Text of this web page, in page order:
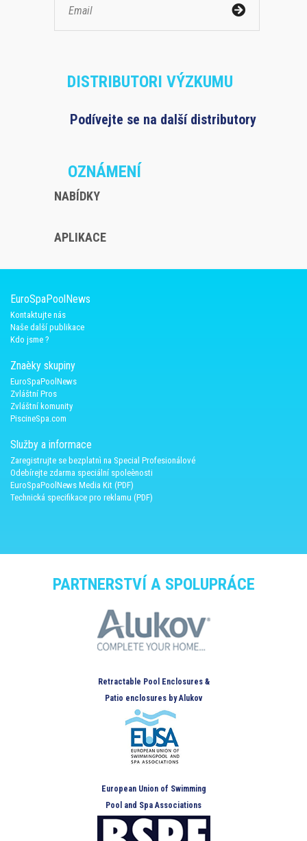
DISTRIBUTORI VÝZKUMU
Podívejte se na další distributory
OZNÁMENÍ
NABÍDKY
APLIKACE
EuroSpaPoolNews
Kontaktujte nás
Naše další publikace
Kdo jsme ?
Znaèky skupiny
EuroSpaPoolNews
Zvláštní Pros
Zvláštní komunity
PiscineSpa.com
Služby a informace
Zaregistrujte se bezplatnì na Special Profesionálové
Odebírejte zdarma speciální spoleènosti
EuroSpaPoolNews Media Kit (PDF)
Technická specifikace pro reklamu (PDF)
PARTNERSTVÍ A SPOLUPRÁCE
Retractable Pool Enclosures &
Patio enclosures by Alukov
European Union of Swimming
Pool and Spa Associations